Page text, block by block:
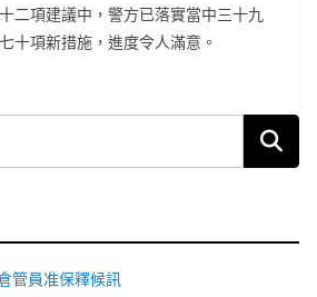
二項建議中，警方已落實當中三十九
十項新措施，進度令人滿意。
管員准保釋候訊